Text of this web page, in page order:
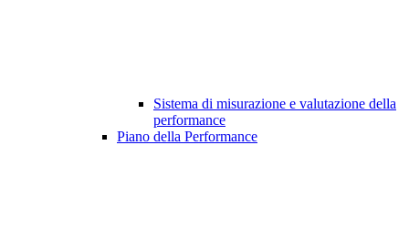
Sistema di misurazione e valutazione della
performance
Piano della Performance